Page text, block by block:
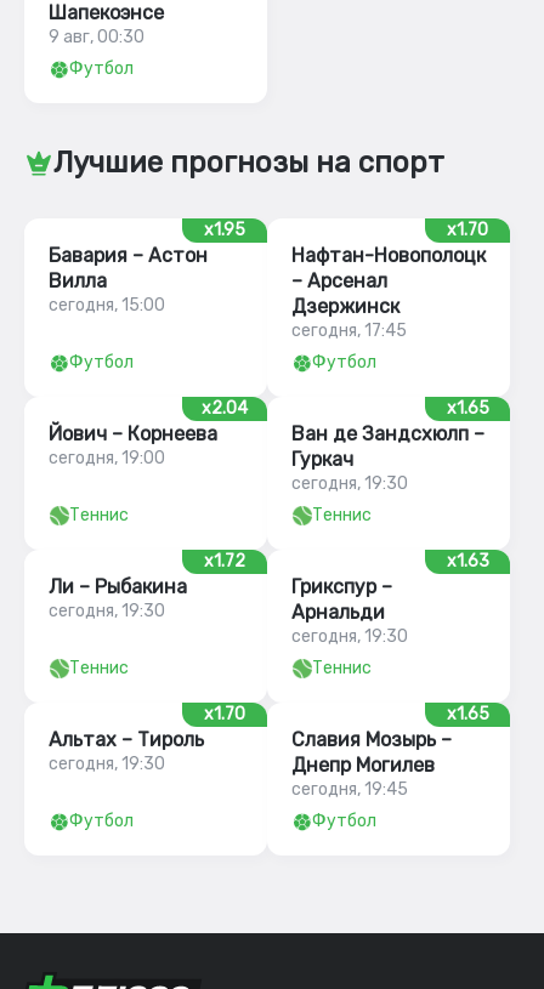
Шапекоэнсе
9 авг, 00:30
Футбол
Лучшие прогнозы на спорт
x1.95
Бавария – Астон
Вилла
сегодня, 15:00
Футбол
x1.70
Нафтан-Новополоцк
– Арсенал
Дзержинск
сегодня, 17:45
Футбол
x2.04
Йович – Корнеева
сегодня, 19:00
Теннис
x1.65
Ван де Зандсхюлп –
Гуркач
сегодня, 19:30
Теннис
x1.72
Ли – Рыбакина
сегодня, 19:30
Теннис
x1.63
Грикспур –
Арнальди
сегодня, 19:30
Теннис
x1.70
Альтах – Тироль
сегодня, 19:30
Футбол
x1.65
Славия Мозырь –
Днепр Могилев
сегодня, 19:45
Футбол